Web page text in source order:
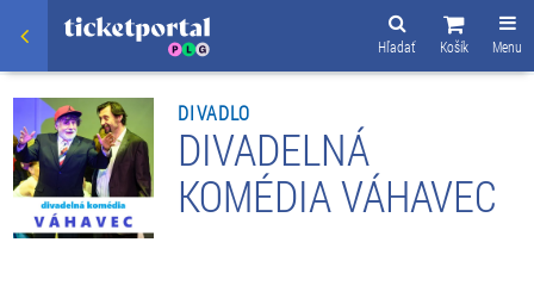
Menu
Košík
Hľadať
DIVADLO
DIVADELNÁ
KOMÉDIA VÁHAVEC